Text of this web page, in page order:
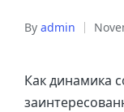
By admin
Как динамика